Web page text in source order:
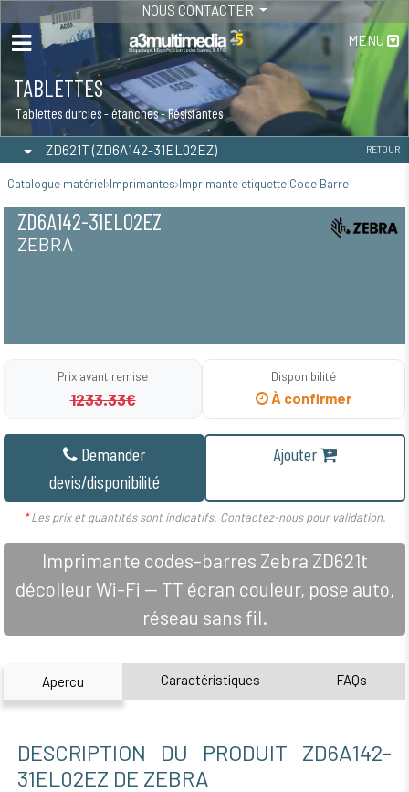
NOUS CONTACTER
MENU
TABLETTES
Tablettes durcies - étanches - Résistantes
ZD621T (ZD6A142-31EL02EZ) RETOUR
Catalogue matériel Imprimantes Imprimante etiquette Code Barre
ZD6A142-31EL02EZ
ZEBRA
Prix avant remise
1233.33€
Disponibilité
À confirmer
Demander
devis/disponibilité
Ajouter
*Les prix et quantités sont indicatifs. Contactez-nous pour validation.
Imprimante codes-barres Zebra ZD621t
décolleur Wi-Fi — TT écran couleur, pose auto,
réseau sans fil.
Apercu Caractéristiques FAQs
DESCRIPTION DU PRODUIT ZD6A142-
31EL02EZ DE ZEBRA